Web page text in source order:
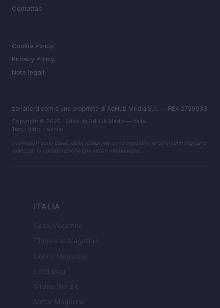
Contattaci
Cookie Policy
Privacy Policy
Note legali
zonanerd.com è una proprietà di AdHub Media S.r.l. — REA 2729933
Copyright © 2026 · Edito da AdHub Media — Italia
Tutti i diritti riservati
I contenuti sono curati dalla redazione con il supporto di strumenti digitali e
realizzati in collaborazione con autori indipendenti.
ITALIA
Casa Magazine
Cineverse Magazine
Donne Magazine
Food Blog
Milano Notizie
Motor Magazine